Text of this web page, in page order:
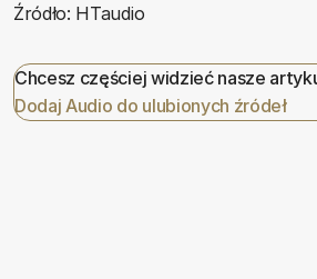
Źródło: HTaudio
Chcesz częściej widzieć nasze
Dodaj Audio do ulubionych źródeł